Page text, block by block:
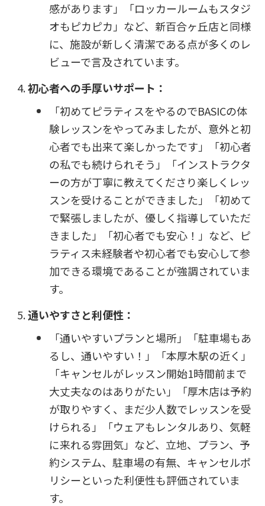
感があります」「ロッカールームもスタジ
オもピカピカ」など、新百合ヶ丘店と同様
に、施設が新しく清潔である点が多くのレ
ビューで言及されています。
初心者への手厚いサポート：
「初めてピラティスをやるのでBASICの体
験レッスンをやってみましたが、意外と初
心者でも出来て楽しかったです」「初心者
の私でも続けられそう」「インストラクタ
ーの方が丁寧に教えてくださり楽しくレッ
スンを受けることができました」「初めて
で緊張しましたが、優しく指導していただ
きました」「初心者でも安心！」など、ピ
ラティス未経験者や初心者でも安心して参
加できる環境であることが強調されていま
す。
通いやすさと利便性：
「通いやすいプランと場所」「駐車場もあ
るし、通いやすい！」「本厚木駅の近く」
「キャンセルがレッスン開始1時間前まで
大丈夫なのはありがたい」「厚木店は予約
が取りやすく、まだ少人数でレッスンを受
けられる」「ウェアもレンタルあり、気軽
に来れる雰囲気」など、立地、プラン、予
約システム、駐車場の有無、キャンセルポ
リシーといった利便性も評価されていま
す。